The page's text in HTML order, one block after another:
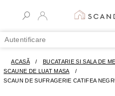
conținut
Autentificare
ACASĂ / BUCATARIE SI SALA DE
SCAUNE DE LUAT MASA
/
SCAUN DE SUFRAGERIE CATIFEA